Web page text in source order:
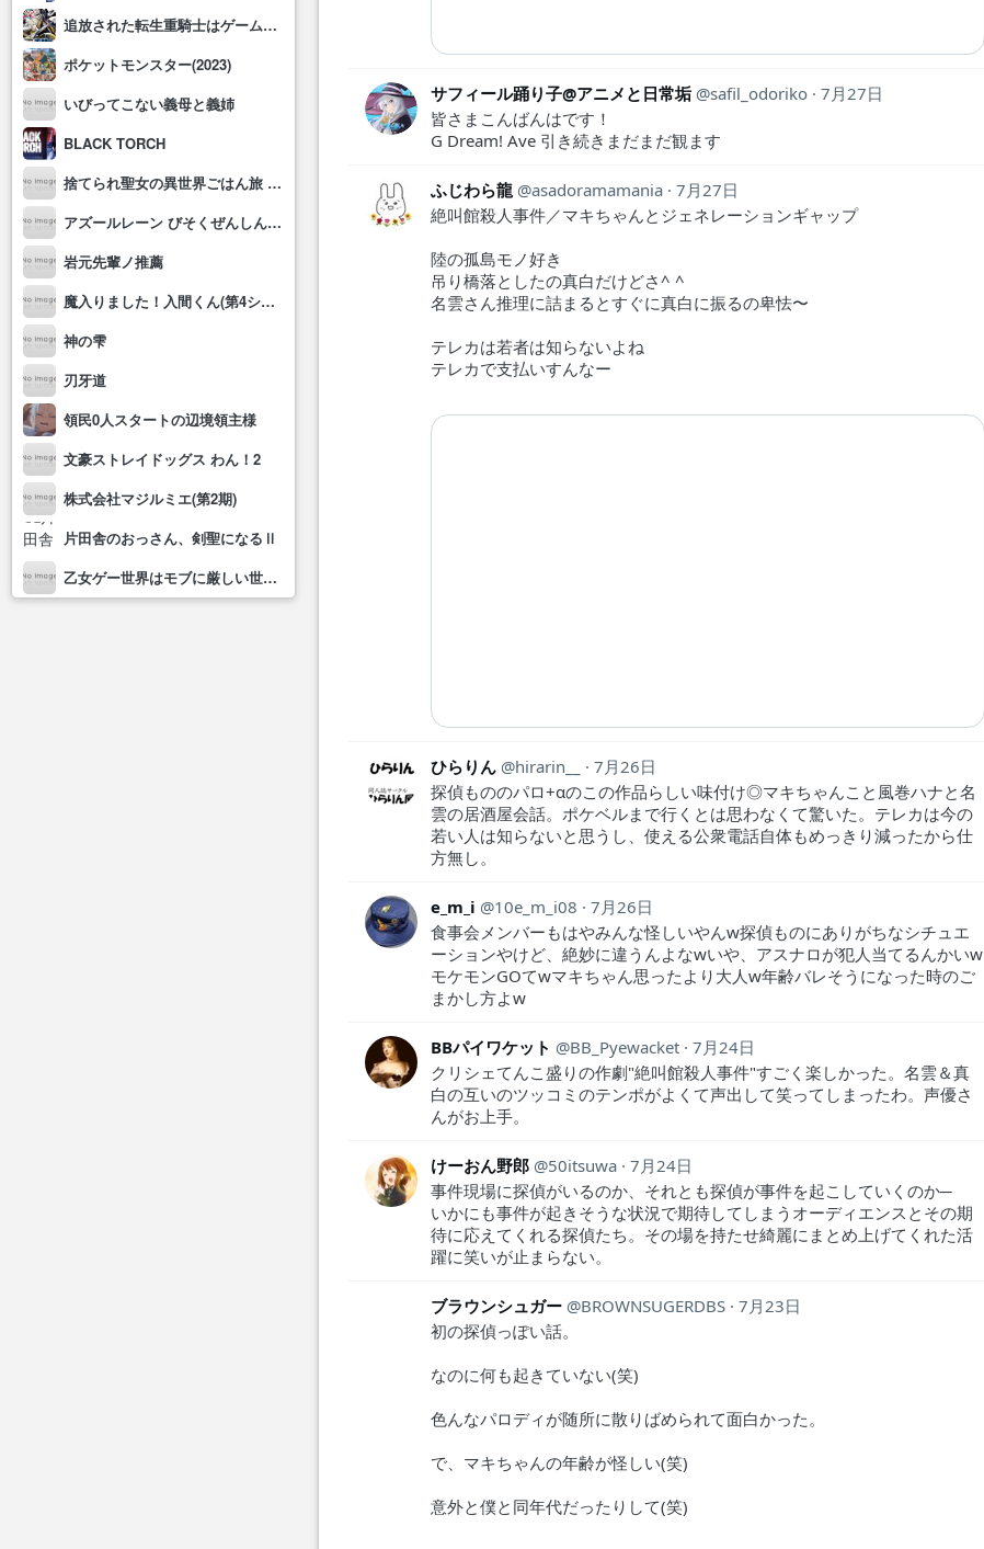
追放された転生重騎士はゲーム知識で無双する
ポケットモンスター(2023)
いびってこない義母と義姉
BLACK TORCH
捨てられ聖女の異世界ごはん旅 隠れスキルでキャンピングカーを召喚しました
アズールレーン びそくぜんしんっ！にっ!!
岩元先輩ノ推薦
魔入りました！入間くん(第4シリーズ)
神の雫
刃牙道
領民0人スタートの辺境領主様
文豪ストレイドッグス わん！2
株式会社マジルミエ(第2期)
片田舎のおっさん、剣聖になるⅡ
乙女ゲー世界はモブに厳しい世界です2
サフィール踊り子@アニメと日常垢 safil_odoriko
7月27日
皆さまこんばんはです！
G Dream! Ave 引き続きまだまだ観ます
ふじわら龍 asadoramamania
7月27日
絶叫館殺人事件／マキちゃんとジェネレーションギャップ
陸の孤島モノ好き
吊り橋落としたの真白だけどさ^ ^
名雲さん推理に詰まるとすぐに真白に振るの卑怯〜
テレカは若者は知らないよね
テレカで支払いすんなー
ひらりん hirarin__
7月26日
探偵もののパロ+αのこの作品らしい味付け◎マキちゃんこと風巻ハナと名
雲の居酒屋会話。ポケベルまで行くとは思わなくて驚いた。テレカは今の
若い人は知らないと思うし、使える公衆電話自体もめっきり減ったから仕
方無し。
e_m_i 10e_m_i08
7月26日
食事会メンバーもはやみんな怪しいやんw探偵ものにありがちなシチュエ
ーションやけど、絶妙に違うんよなwいや、アスナロが犯人当てるんかいw
モケモンGOてwマキちゃん思ったより大人w年齢バレそうになった時のご
まかし方よw
BBパイワケット BB_Pyewacket
7月24日
クリシェてんこ盛りの作劇"絶叫館殺人事件"すごく楽しかった。名雲＆真
白の互いのツッコミのテンポがよくて声出して笑ってしまったわ。声優さ
んがお上手。
けーおん野郎 50itsuwa
7月24日
事件現場に探偵がいるのか、それとも探偵が事件を起こしていくのか─
いかにも事件が起きそうな状況で期待してしまうオーディエンスとその期
待に応えてくれる探偵たち。その場を持たせ綺麗にまとめ上げてくれた活
躍に笑いが止まらない。
ブラウンシュガー BROWNSUGERDBS
7月23日
初の探偵っぽい話。
なのに何も起きていない(笑)
色んなパロディが随所に散りばめられて面白かった。
で、マキちゃんの年齢が怪しい(笑)
意外と僕と同年代だったりして(笑)